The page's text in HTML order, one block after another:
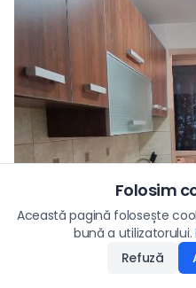
Preț/lună
430€
21.05.2026
Folosim
Această pagină folosește
bună a utilizatorului.
Refuză